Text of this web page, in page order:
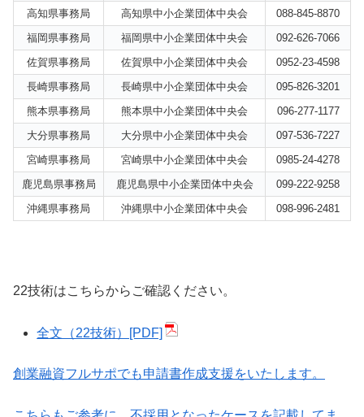
高知県事務局 高知県中小企業団体中央会
088-845-8870
福岡県事務局
福岡県中小企業団体中央会
092-626-7066
佐賀県事務局
佐賀県中小企業団体中央会
0952-23-4598
長崎県事務局
長崎県中小企業団体中央会
095-826-3201
熊本県事務局
熊本県中小企業団体中央会
096-277-1177
大分県事務局
大分県中小企業団体中央会
097-536-7227
宮崎県事務局
宮崎県中小企業団体中央会
0985-24-4278
鹿児島県事務局
鹿児島県中小企業団体中央会
099-222-9258
沖縄県事務局
沖縄県中小企業団体中央会 098-996-2481
22技術はこちらからご確認ください。
全文（22技術）[PDF]
創業融資フルサポでも申請書作成支援をいたします。